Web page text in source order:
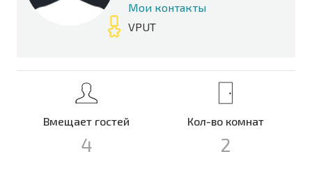
Мои контакты
VPUT
Вмещает гостей
4
Кол-во комнат
2